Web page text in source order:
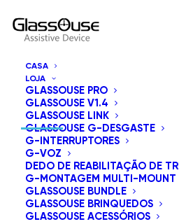
CASA
LOJA
GLASSOUSE PRO
GLASSOUSE V1.4
GLASSOUSE LINK
GLASSOUSE G-DESGASTE
G-INTERRUPTORES
G-VOZ
DEDO DE REABILITAÇÃO DE
G-MONTAGEM MULTI-MOUNT
GLASSOUSE BUNDLE
GLASSOUSE BRINQUEDOS
GLASSOUSE ACESSÓRIOS
INFORMAÇÕES DE
8605 Santa Monica
CA 90025 Estados Unidos.
info@glassouse.com |